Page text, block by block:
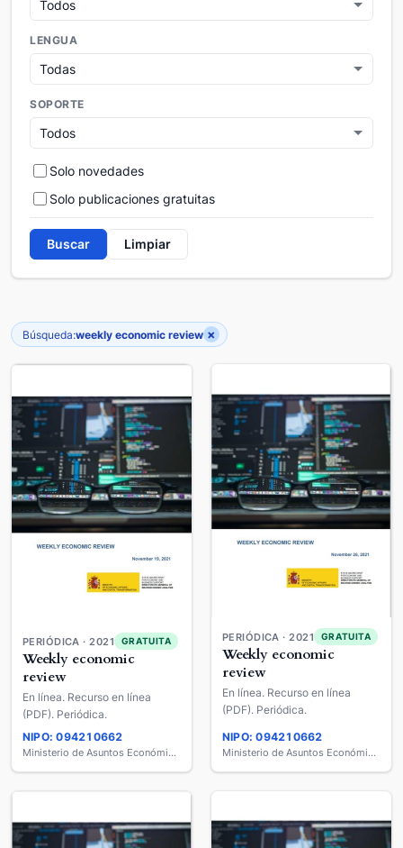
LENGUA
SOPORTE
Solo novedades
Solo publicaciones gratuitas
Buscar Limpiar
Búsqueda:weekly economic review ×
PERIÓDICA · 2021 GRATUITA
Weekly economic
review
En línea. Recurso en línea
(PDF). Periódica.
NIPO: 094210662
Ministerio de Asuntos Económicos y Transformación Digital
PERIÓDICA · 2021 GRATUITA
Weekly economic
review
En línea. Recurso en línea
(PDF). Periódica.
NIPO: 094210662
Ministerio de Asuntos Económicos y Transformación Digital